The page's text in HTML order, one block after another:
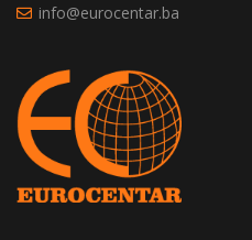
info@eurocentar.ba